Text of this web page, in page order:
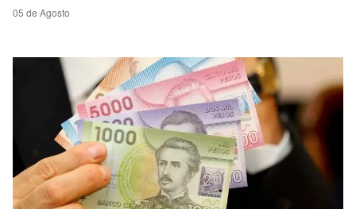
05 de Agosto